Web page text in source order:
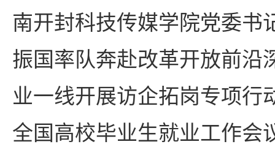
南开封科技传媒学院党委书
振国率队奔赴改革开放前沿
业一线开展访企拓岗专项行
全国高校毕业生就业工作会